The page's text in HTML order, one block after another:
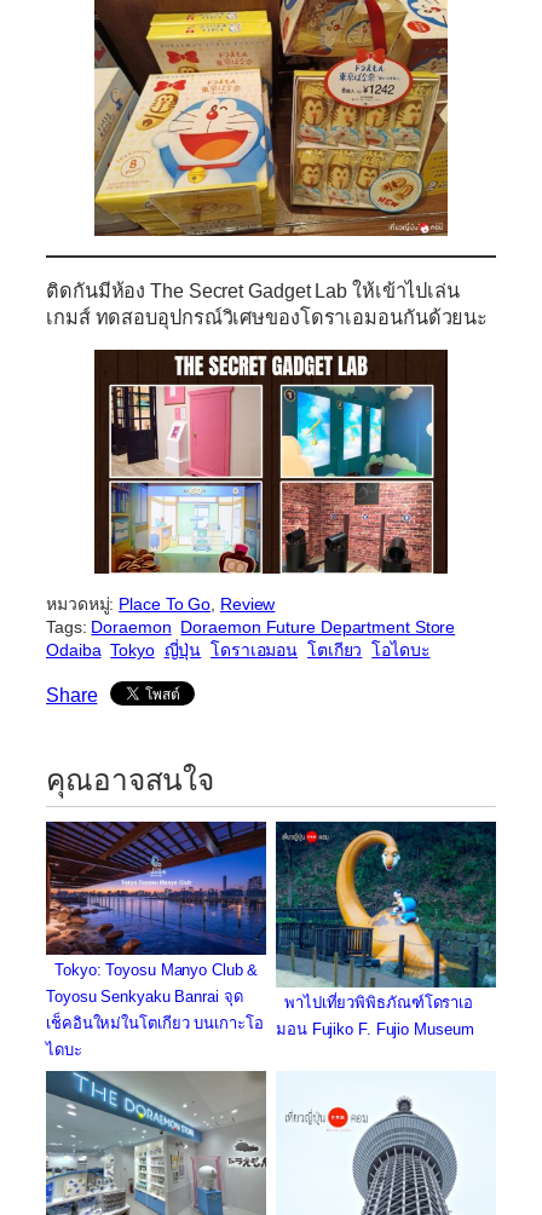
ติดกันมีห้องThe Secret Gadget Lab ให้เข้าไปเล่น
เกมส์ ทดสอบอุปกรณ์วิเศษของโดราเอมอนกันด้วยนะ
หมวดหมู่: Place To Go Review
Tags: Doraemon Doraemon Future Department Store
Odaiba Tokyo ญี่ปุ่น โดราเอมอน โตเกียว โอไดบะ
Share
คุณอาจสนใจ
Tokyo: Toyosu Manyo Club &
Toyosu Senkyaku Banrai จุด
เช็คอินใหม่ในโตเกียว บนเกาะโอ
ไดบะ
พาไปเที่ยวพิพิธภัณฑ์โดราเอ
มอน Fujiko F. Fujio Museum